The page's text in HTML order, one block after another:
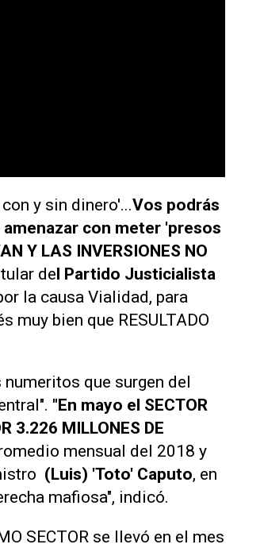
y sin dinero'...Vos podrás
con meter 'presos
Y LAS INVERSIONES NO
del Partido Justicialista
la causa Vialidad, para
muy bien que RESULTADO
que surgen del
"En mayo el SECTOR
3.226 MILLONES DE
mensual del 2018 y
(Luis) 'Toto' Caputo, en
mafiosa", indicó.
SECTOR se llevó en el mes